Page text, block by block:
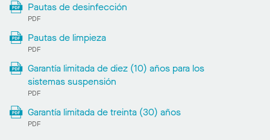
Pautas de desinfección
PDF
Pautas de limpieza
PDF
Garantía limitada de diez (10) años para los
sistemas suspensión
PDF
Garantía limitada de treinta (30) años
PDF